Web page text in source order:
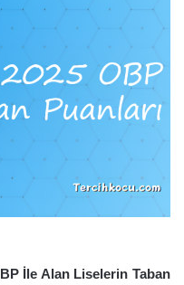
İle AlanLiselerin Taban